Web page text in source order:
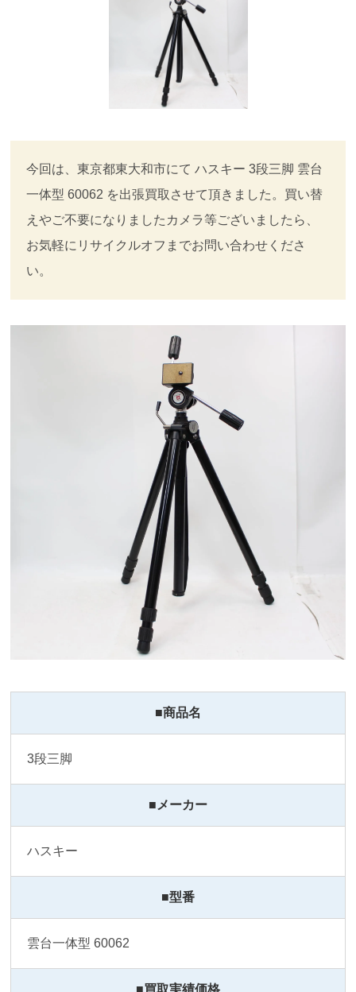
今回は、東京都東大和市にて ハスキー 3段三脚 雲台
一体型 60062 を出張買取させて頂きました。買い替
えやご不要になりましたカメラ等ございましたら、
お気軽にリサイクルオフまでお問い合わせくださ
い。
■商品名
3段三脚
■メーカー
ハスキー
■型番
雲台一体型 60062
■買取実績価格